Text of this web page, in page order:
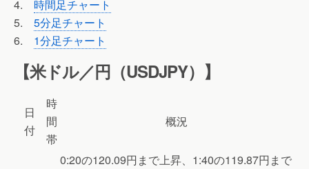
4. 時間足チャート
5. 5分足チャート
6. 1分足チャート
【米ドル／円（USDJPY）】
日
付
時
間
帯
概況
0:20の120.09円まで上昇、1:40の119.87円まで